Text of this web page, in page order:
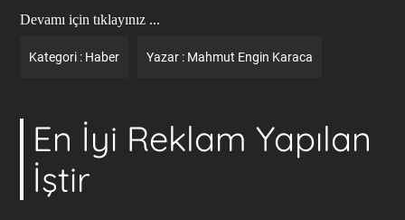
Devamı için tıklayınız ...
Kategori : Haber Yazar : Mahmut Engin Karaca
En İyi Reklam Yapılan
İştir